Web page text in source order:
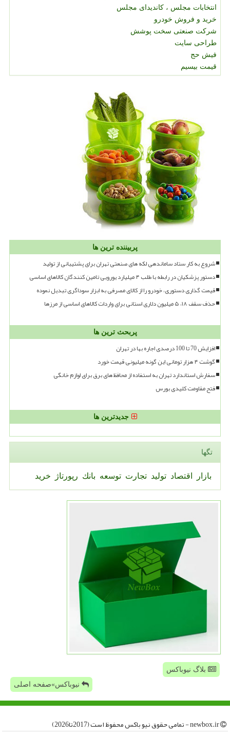
انتخابات مجلس ، کاندیدای مجلس
خرید و فروش خودرو
شرکت صنعتی سخت پوشش
طراحی سایت
فیش حج
قیمت بیسیم
پربیننده ترین ها
شروع به کار ستاد ساماندهی لکه های صنعتی تهران برای پشتیبانی از تولید
دستور پزشکیان در رابطه با طلب ۴ میلیارد یورویی تامین کنندگان کالاهای اساسی
قیمت گذاری دستوری، خودرو را از کالای مصرفی به ابزار سوداگری تبدیل نموده
حذف سقف ۱۸، ۵ میلیون دلاری استانی برای واردات کالاهای اساسی از مرزها
پربحث ترین ها
افزایش 70 تا 100 درصدی اجاره بها در تهران
گوشت ۴ هزار تومانی این گونه میلیونی قیمت خورد
سفارش استاندارد تهران به استفاده از محافظ های برق برای لوازم خانگی
فتح مقاومت کلیدی بورس
جدیدترین ها
تگها
بازار اقتصاد تولید تجارت توسعه بانك رپورتاژ خرید
بلاگ نیوباکس
نیوباکس»صفحه اصلی